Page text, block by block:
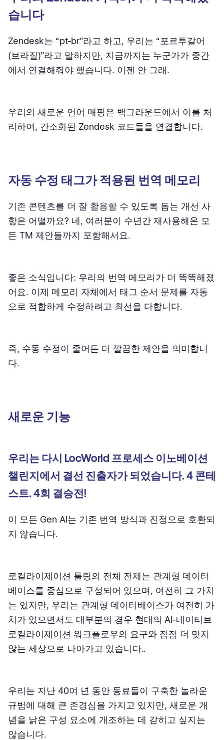
습니다
Zendesk는 “pt-br”라고 하고, 우리는 “포르투갈어
(브라질)”라고 말하지만, 지금까지는 누군가가 중간
에서 연결해줘야 했습니다. 이젠 안 그래.
우리의 새로운 언어 매핑은 백그라운드에서 이를 처
리하여, 간소화된 Zendesk 코드들을 연결합니다.
자동 수정 태그가 적용된 번역 메모리
기존 콘텐츠를 더 잘 활용할 수 있도록 돕는 개선 사
항은 어떨까요? 네, 여러분이 수년간 재사용해온 모
든 TM 제안들까지 포함해서요.
좋은 소식입니다: 우리의 번역 메모리가 더 똑똑해졌
어요. 이제 메모리 자체에서 태그 순서 문제를 자동
으로 적합하게 수정하려고 최선을 다합니다.
즉, 수동 수정이 줄어든 더 깔끔한 제안을 의미합니
다.
새로운 기능
우리는 다시 LocWorld 프로세스 이노베이션
챌린지에서 결선 진출자가 되었습니다. 4 콘테
스트. 4회 결승전!
이 모든 Gen AI는 기존 번역 방식과 진정으로 호환되
지 않습니다.
로컬라이제이션 툴링의 전체 전제는 관계형 데이터
베이스를 중심으로 구성되어 있으며, 여전히 그 가치
는 있지만, 우리는 관계형 데이터베이스가 여전히 가
치가 있으면서도 대부분의 경우 현대의 AI-네이티브
로컬라이제이션 워크플로우의 요구와 점점 더 맞지
않는 세상으로 나아가고 있습니다..
우리는 지난 40여 년 동안 동료들이 구축한 놀라운
규범에 대해 큰 존경심을 가지고 있지만, 새로운 개
념을 낡은 구성 요소에 개조하는 데 갇히고 싶지는
않습니다.